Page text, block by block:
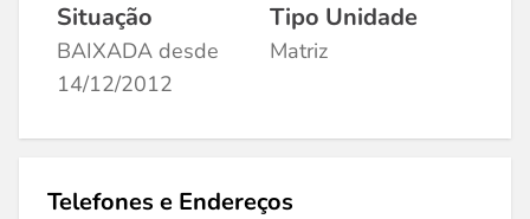
Situação
BAIXADA desde
14/12/2012
Tipo Unidade
Matriz
Telefones e Endereços